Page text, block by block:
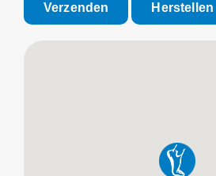
Verzenden Herstellen